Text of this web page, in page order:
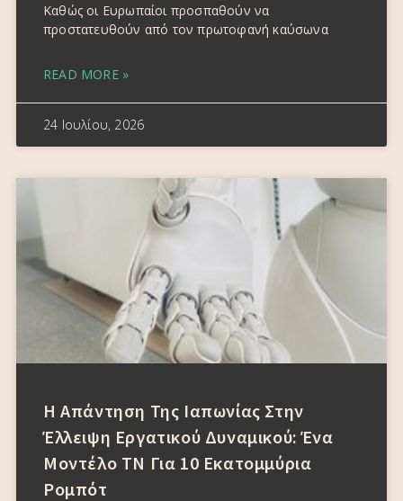
Καθώς οι Ευρωπαίοι προσπαθούν να
προστατευθούν από τον πρωτοφανή καύσωνα
READ MORE »
24 Ιουλίου, 2026
Η Απάντηση Της Ιαπωνίας Στην
Έλλειψη Εργατικού Δυναμικού: Ένα
Μοντέλο ΤΝ Για 10 Εκατομμύρια
Ρομπότ